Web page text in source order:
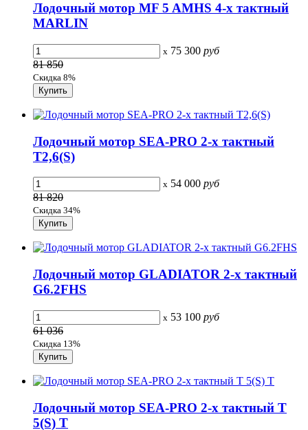
Лодочный мотор MF 5 AMHS 4-х тактный
MARLIN
x 75 300 руб
81 850
Скидка 8%
Лодочный мотор SEA-PRO 2-х тактный
Т2,6(S)
x 54 000 руб
81 820
Скидка 34%
Лодочный мотор GLADIATOR 2-х тактный
G6.2FHS
x 53 100 руб
61 036
Скидка 13%
Лодочный мотор SEA-PRO 2-х тактный Т
5(S) Т